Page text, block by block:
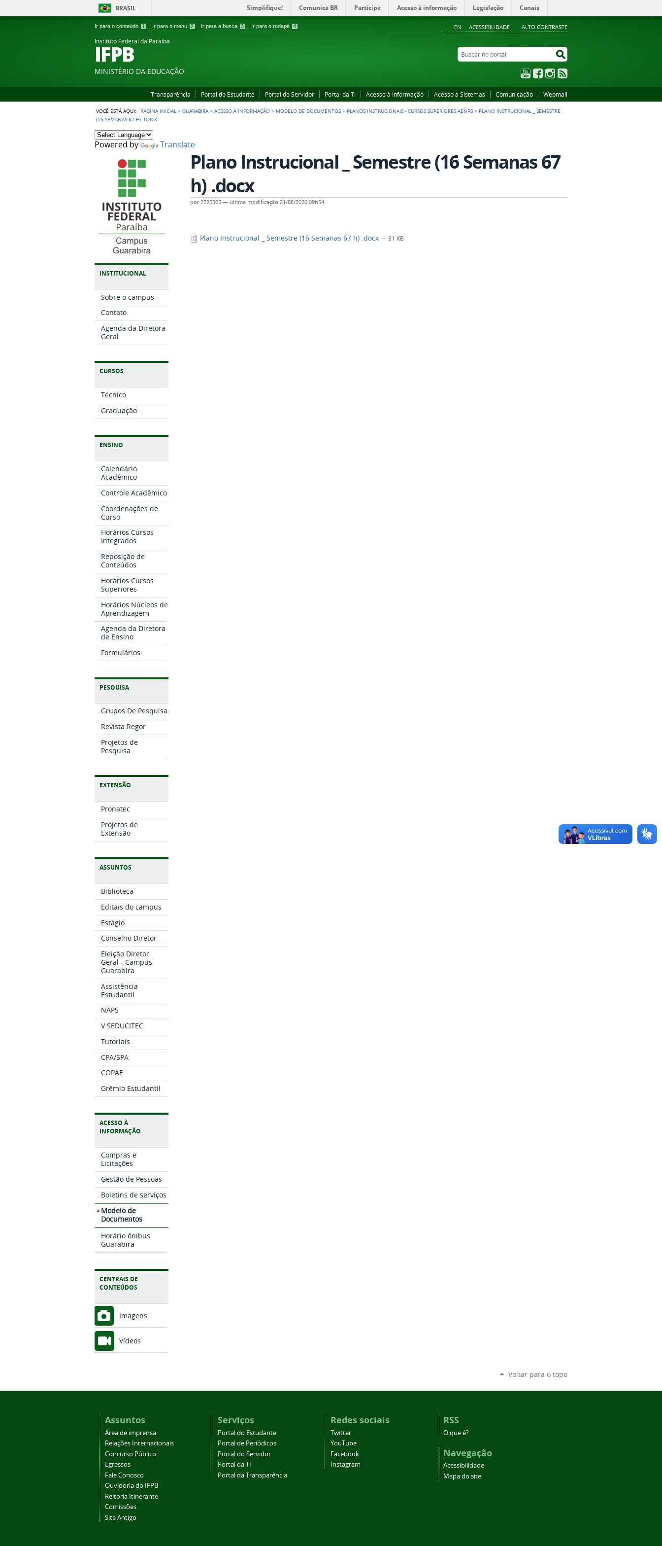
BRASIL Simplifique! Comunica BR Participe Acesso à informação Legislação Canais
Ir para o conteúdo 1 Ir para o menu 2 Ir para a busca 3 Ir para o rodapé 4 EN ACESSIBILIDADE ALTO CONTRASTE
Instituto Federal da Paraiba
IFPB
MINISTÉRIO DA EDUCAÇÃO
Buscar no portal
YouTubeFacebookInstagram
Transparência Portal do Estudante Portal do Servidor Portal da TI Acesso à Informação Acesso a Sistemas Comunicação Webmail
VOCÊ ESTÁ AQUI: PÁGINA INICIAL >GUARABIRA >ACESSO À INFORMAÇÃO > MODELO DE DOCUMENTOS > PLANOS INSTRUCIONAIS - CURSOS SUPERIORES AENPS > PLANO INSTRUCIONAL _ SEMESTRE
(16 SEMANAS 67 H) .DOCX
Powered by Translate
INSTITUCIONAL
Sobre o campus
Contato
Agenda da Diretora
Geral
CURSOS
Técnico
Graduação
ENSINO
Calendário
Acadêmico
Controle Acadêmico
Coordenações de
Curso
Horários Cursos
Integrados
Reposição de
Conteúdos
Horários Cursos
Superiores
Horários Núcleos de
Aprendizagem
Agenda da Diretora
de Ensino
Formulários
PESQUISA
Grupos De Pesquisa
Revista Regor
Projetos de
Pesquisa
EXTENSÃO
Pronatec
Projetos de
Extensão
ASSUNTOS
Biblioteca
Editais do campus
Estágio
Conselho Diretor
Eleição Diretor
Geral - Campus
Guarabira
Assistência
Estudantil
NAPS
V SEDUCITEC
Tutoriais
CPA/SPA
COPAE
Grêmio Estudantil
ACESSO À
INFORMAÇÃO
Compras e
Licitações
Gestão de Pessoas
Boletins de serviços
Modelo de
Documentos
Horário ônibus
Guarabira
CENTRAIS DE
CONTEÚDOS
Imagens
Vídeos
Plano Instrucional _ Semestre (16 Semanas 67
h) .docx
por2225565 — última modificação 21/08/2020 09h54
Plano Instrucional _ Semestre (16 Semanas 67 h) .docx— 31 KB
Voltar para o topo
Assuntos
Área de imprensa
Relações Internacionais
Concurso Público
Egressos
Fale Conosco
Ouvidoria do IFPB
Reitoria Itinerante
Comissões
Site Antigo
Serviços
Portal do Estudante
Portal de Periódicos
Portal do Servidor
Portal da TI
Portal da Transparência
Redes sociais
Twitter
YouTube
Facebook
Instagram
RSS
O que é?
Navegação
Acessibilidade
Mapa do site